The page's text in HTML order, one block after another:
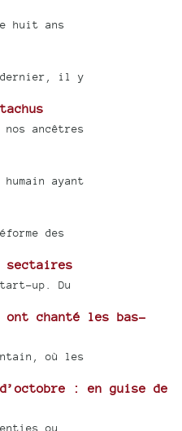
huit ans
dernier, il y
nos ancêtres
ayant
des
sectaires
up. Du
ont chanté les bas-
où les
d’octobre : en guise de
ou